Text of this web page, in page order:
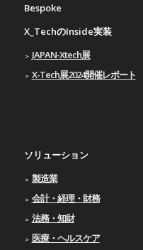
Bespoke
X_TechのInside実装
JAPAN-Xtech展
X-Tech展2024開催レポート
ソリューション
製造業
会計・経理・財務
法務・知財
医療・ヘルスケア